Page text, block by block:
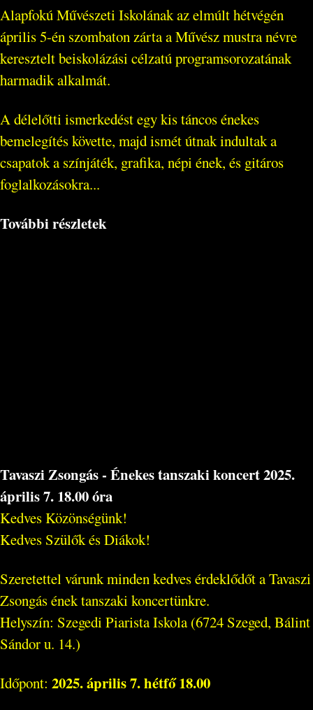
Alapfokú Művészeti Iskolának az elmúlt hétvégén
április 5-én szombaton zárta a Művész mustra névre
keresztelt beiskolázási célzatú programsorozatának
harmadik alkalmát.
A délelőtti ismerkedést egy kis táncos énekes
bemelegítés követte, majd ismét útnak indultak a
csapatok a színjáték, grafika, népi ének, és gitáros
foglalkozásokra...
További részletek
Tavaszi Zsongás - Énekes tanszaki koncert 2025.
április 7. 18.00 óra
Kedves Közönségünk!
Kedves Szülők és Diákok!
Szeretettel várunk minden kedves érdeklődőt a Tavaszi
Zsongás ének tanszaki koncertünkre.
Helyszín: Szegedi Piarista Iskola (6724 Szeged, Bálint
Sándor u. 14.)
Időpont: 2025. április 7. hétfő 18.00